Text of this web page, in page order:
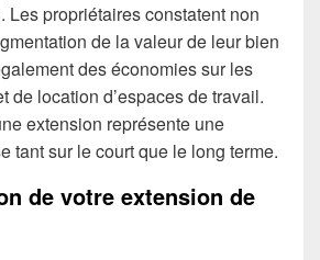
Les propriétaires constatent non
de la valeur de leur bien
des économies sur les
de location d’espaces de travail.
extension représente une
tant sur le court que le long terme.
de votre extension de